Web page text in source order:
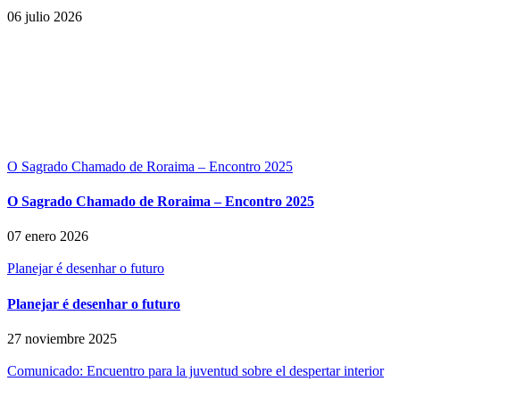
06 julio 2026
O Sagrado Chamado de Roraima – Encontro 2025
O Sagrado Chamado de Roraima – Encontro 2025
07 enero 2026
Planejar é desenhar o futuro
Planejar é desenhar o futuro
27 noviembre 2025
Comunicado: Encuentro para la juventud sobre el despertar interior